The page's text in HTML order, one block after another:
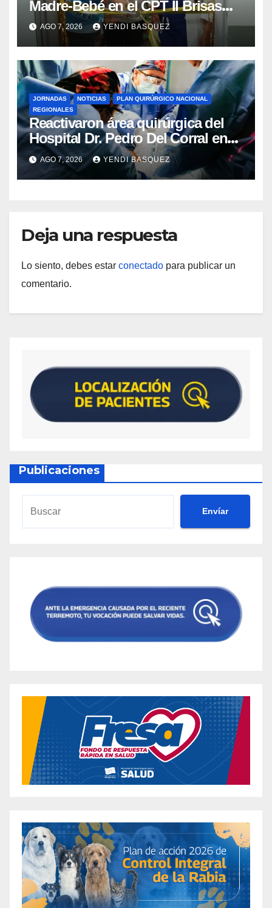
Madre-Bebé en el CPT II Brisas
del Aeropuerto ​Inauguraron
Rincón
AGO 7, 2026 YENDI BASQUEZ
JORNADAS NOTICIAS
PLAN QUIRÚRGICO NACIONAL
REGIONALES
Reactivaron área quirúrgica del
Hospital Dr. Pedro Del Corral en
Guárico
AGO 7, 2026 YENDI BASQUEZ
Deja una respuesta
Lo siento, debes estar conectado para publicar un
comentario.
Publicaciones
Envíar